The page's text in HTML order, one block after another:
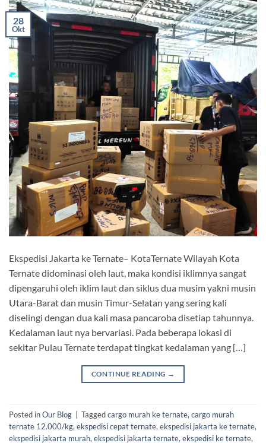
28
Okt
Ekspedisi Jakarta ke Ternate– KotaTernate Wilayah Kota
Ternate didominasi oleh laut, maka kondisi iklimnya sangat
dipengaruhi oleh iklim laut dan siklus dua musim yakni musin
Utara-Barat dan musin Timur-Selatan yang sering kali
diselingi dengan dua kali masa pancaroba disetiap tahunnya.
Kedalaman laut nya bervariasi. Pada beberapa lokasi di
sekitar Pulau Ternate terdapat tingkat kedalaman yang […]
CONTINUE READING →
Posted inOur Blog Taggedcargo murah ke ternate, cargo murah
ternate 12.000/kg, ekspedisi cepat ternate, ekspedisi jakarta ke ternate,
ekspedisi jakarta murah, ekspedisi jakarta ternate, ekspedisi ke ternate,